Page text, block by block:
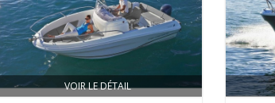
VOIR LE DÉTAIL